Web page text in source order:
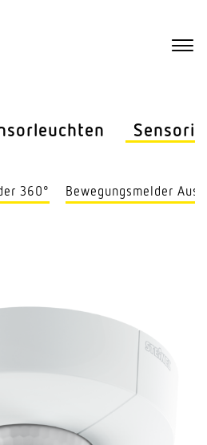
Sensorik
360° Bewe­gungs­melder